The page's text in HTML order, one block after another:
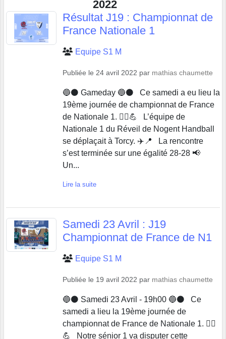
2022
Résultat J19 : Championnat de
France Nationale 1
Equipe S1 M
Publiée le 24 avril 2022 par mathias chaumette
🔵⚫️ Gameday 🔵⚫️ Ce samedi a eu lieu la
19ème journée de championnat de France
de Nationale 1. 🤾‍♂️💪 L’équipe de
Nationale 1 du Réveil de Nogent Handball
se déplaçait à Torcy. ✈️📍 La rencontre
s’est terminée sur une égalité 28-28 📢
Un...
Lire la suite
Samedi 23 Avril : J19
Championnat de France de N1
Equipe S1 M
Publiée le 19 avril 2022 par mathias chaumette
🔵⚫️ Samedi 23 Avril - 19h00 🔵⚫️ Ce
samedi a lieu la 19ème journée de
championnat de France de Nationale 1. 🤾‍♂️
💪 Notre sénior 1 va disputer cette